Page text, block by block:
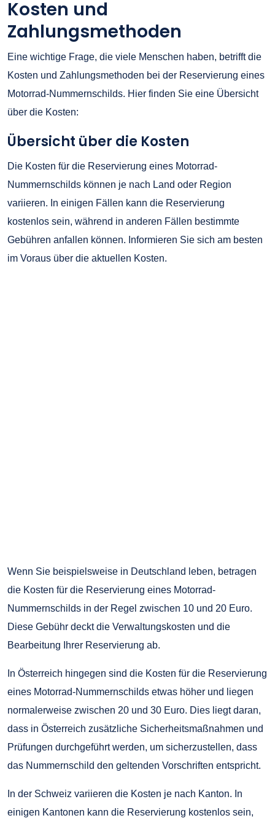
Kosten und
Zahlungsmethoden
Eine wichtige Frage, die viele Menschen haben, betrifft die
Kosten und Zahlungsmethoden bei der Reservierung eines
Motorrad-Nummernschilds. Hier finden Sie eine Übersicht
über die Kosten:
Übersicht über die Kosten
Die Kosten für die Reservierung eines Motorrad-
Nummernschilds können je nach Land oder Region
variieren. In einigen Fällen kann die Reservierung
kostenlos sein, während in anderen Fällen bestimmte
Gebühren anfallen können. Informieren Sie sich am besten
im Voraus über die aktuellen Kosten.
Wenn Sie beispielsweise in Deutschland leben, betragen
die Kosten für die Reservierung eines Motorrad-
Nummernschilds in der Regel zwischen 10 und 20 Euro.
Diese Gebühr deckt die Verwaltungskosten und die
Bearbeitung Ihrer Reservierung ab.
In Österreich hingegen sind die Kosten für die Reservierung
eines Motorrad-Nummernschilds etwas höher und liegen
normalerweise zwischen 20 und 30 Euro. Dies liegt daran,
dass in Österreich zusätzliche Sicherheitsmaßnahmen und
Prüfungen durchgeführt werden, um sicherzustellen, dass
das Nummernschild den geltenden Vorschriften entspricht.
In der Schweiz variieren die Kosten je nach Kanton. In
einigen Kantonen kann die Reservierung kostenlos sein,